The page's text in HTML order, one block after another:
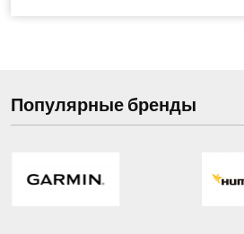
Популярные бренды